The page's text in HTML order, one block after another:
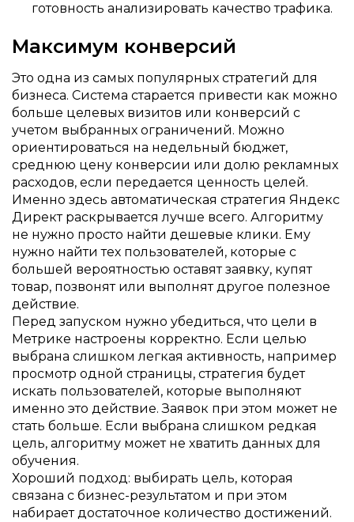
готовность анализировать качество трафика.
Максимум конверсий
Это одна из самых популярных стратегий для
бизнеса. Система старается привести как можно
больше целевых визитов или конверсий с
учетом выбранных ограничений. Можно
ориентироваться на недельный бюджет,
среднюю цену конверсии или долю рекламных
расходов, если передается ценность целей.
Именно здесь автоматическая стратегия Яндекс
Директ раскрывается лучше всего. Алгоритму
не нужно просто найти дешевые клики. Ему
нужно найти тех пользователей, которые с
большей вероятностью оставят заявку, купят
товар, позвонят или выполнят другое полезное
действие.
Перед запуском нужно убедиться, что цели в
Метрике настроены корректно. Если целью
выбрана слишком легкая активность, например
просмотр одной страницы, стратегия будет
искать пользователей, которые выполняют
именно это действие. Заявок при этом может не
стать больше. Если выбрана слишком редкая
цель, алгоритму может не хватить данных для
обучения.
Хороший подход: выбирать цель, которая
связана с бизнес-результатом и при этом
набирает достаточное количество достижений.